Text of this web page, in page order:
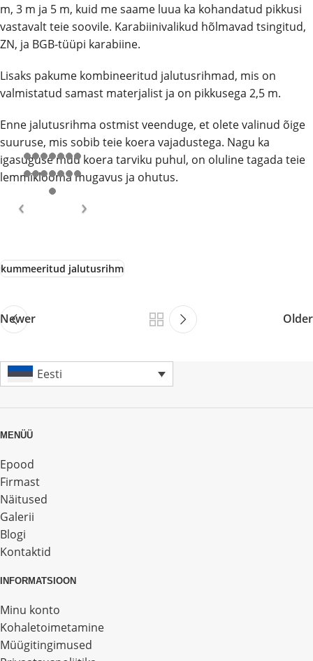
m, 3 m ja 5 m, kuid me saame luua ka kohandatud pikkusi
vastavalt teie soovile. Karabiinivalikud hõlmavad tsingitud,
ZN, ja BGB-tüüpi karabiine.
Lisaks pakume kombineeritud jalutusrihmad, mis on
valmistatud samast materjalist ja on pikkusega 2,5 m.
Enne jalutusrihma ostmist veenduge, et olete valinud õige
suuruse, mis sobib teie koera vajadustega. Nagu ka
igasuguse muu koera tarviku puhul, on oluline tagada teie
lemmiklooma mugavus ja ohutus.
kummeeritud jalutusrihm
Newer Older
Eesti
MENÜÜ
Epood
Firmast
Näitused
Galerii
Blogi
Kontaktid
INFORMATSIOON
Minu konto
Kohaletoimetamine
Müügitingimused